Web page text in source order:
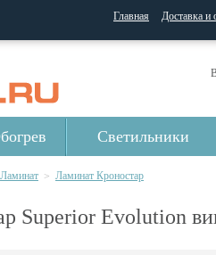
Главная Доставка и
Светильники
Ламинат > Ламинат Кроностар
Superior Evolution